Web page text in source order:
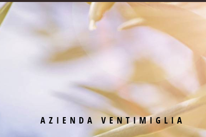
AZIENDA VENTIMIGLIA